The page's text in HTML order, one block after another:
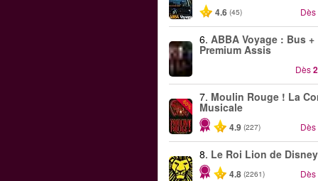
4.6 (45) Dès
6. ABBA Voyage : Bus
Premium Assis
Dès
-50%
7. Moulin Rouge ! La
Musicale
4.9 (227) Dès
8. Le Roi Lion de Disney
4.8 (2261) Dès